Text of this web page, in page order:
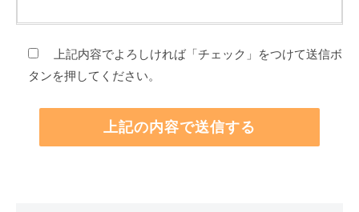
上記内容でよろしければ「チェック」をつけて送信ボ
タンを押してください。